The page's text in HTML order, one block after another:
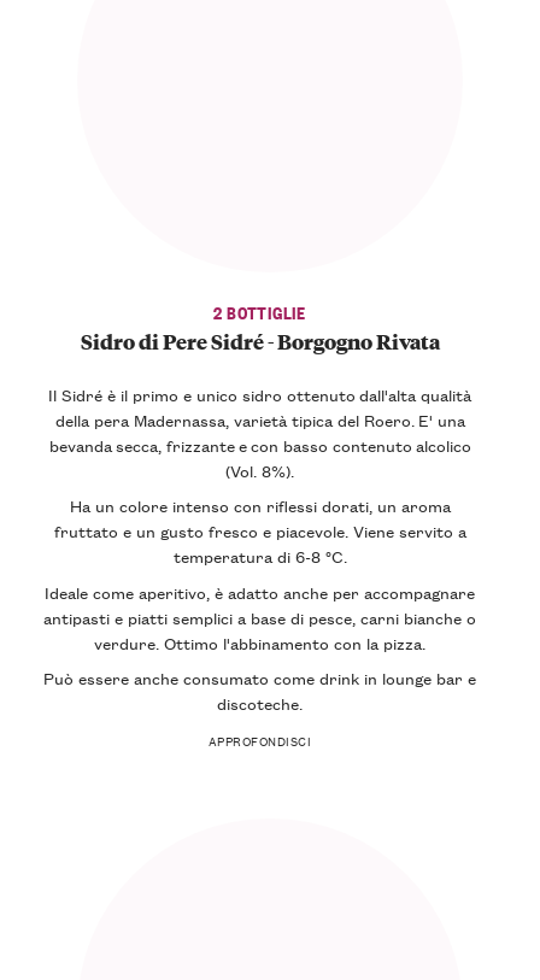
2 BOTTIGLIE
Sidro di Pere Sidré - Borgogno Rivata
Il Sidré è il primo e unicosidroottenuto dall'alta qualità
della pera Madernassa , varietà tipica del Roero. E' una
bevanda secca frizzantee con basso contenuto alcolico
(Vol. 8%).
Ha un colore intenso con riflessi dorati, un aroma
fruttato e un gusto fresco e piacevole. Viene servito a
temperatura di 6-8 °C.
Ideale come aperitivo , è adatto anche per accompagnare
antipasti e piatti semplici a base di pesce, carni bianche o
verdure. Ottimo l'abbinamento con la pizza.
Può essere anche consumato come drink in lounge bar e
discoteche.
APPROFONDISCI